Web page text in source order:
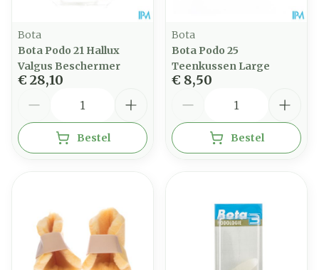
Bota
Bota Podo 21 Hallux
Valgus Beschermer
€ 28,10
Bestel
Bota
Bota Podo 25
Teenkussen Large
€ 8,50
Bestel